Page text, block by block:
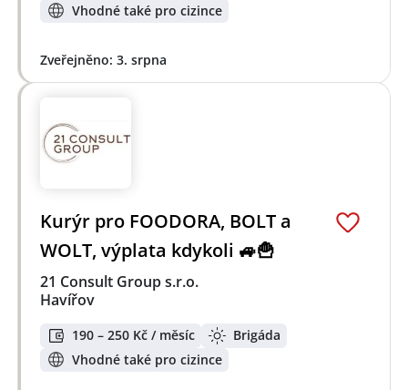
Vhodné také pro cizince
Zveřejněno: 3. srpna
Kurýr pro FOODORA, BOLT a
WOLT, výplata kdykoli 🚙🍟
21 Consult Group s.r.o.
Havířov
190 – 250 Kč / měsíc
Brigáda
Vhodné také pro cizince